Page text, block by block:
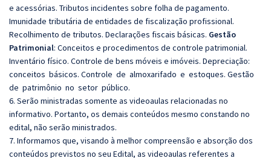
e acessórias. Tributos incidentes sobre folha de pagamento.
Imunidade tributária de entidades de fiscalização profissional.
Recolhimento de tributos. Declarações fiscais básicas. Gestão
Patrimonial: Conceitos e procedimentos de controle patrimonial.
Inventário físico. Controle de bens móveis e imóveis. Depreciação:
conceitos básicos. Controle de almoxarifado e estoques. Gestão
de patrimônio no setor público.
6. Serão ministradas somente as videoaulas relacionadas no
informativo. Portanto, os demais conteúdos mesmo constando no
edital, não serão ministrados.
7. Informamos que, visando à melhor compreensão e absorção dos
conteúdos previstos no seu Edital, as videoaulas referentes a